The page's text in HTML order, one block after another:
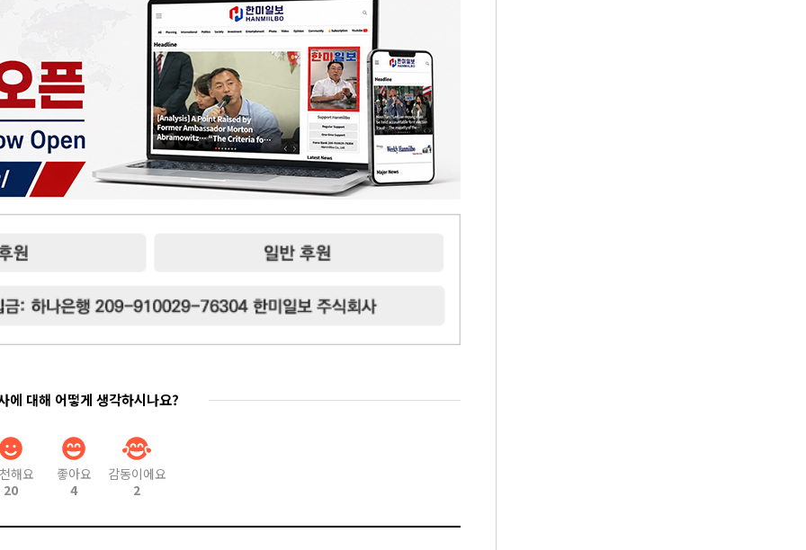
에 대해 어떻게 생각하시나요?
해요
20
좋아요
4
감동이에요
2